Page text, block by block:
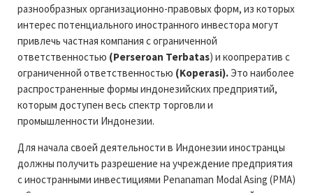
разнообразных организационно-правовых форм, из которых
интерес потенциального иностранного инвестора могут
привлечь частная компания с ограниченной
ответственностью (Perseroan Terbatas) и коопрератив с
ограниченной ответственностью (Koperasi). Это наиболее
распространенные формы индонезийских предприятий,
которым доступен весь спектр торговли и
промышленности Индонезии.
Для начала своей деятельности в Индонезии иностранцы
должны получить разрешение на учреждение предприятия
с иностранными инвестициями Penanaman Modal Asing (РМА)